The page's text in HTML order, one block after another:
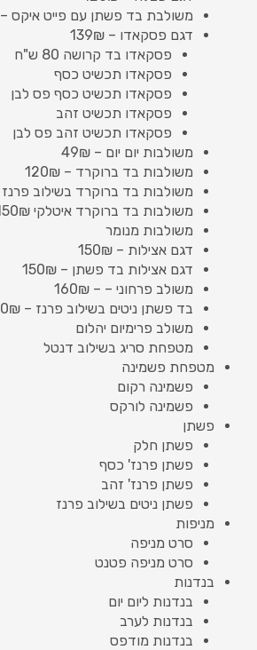
משולבת בד פשתן עם פייט איקס – 120₪
דגם פסקאדו – 139₪
פסקאדו בד קרושה 80 ש"ח
פסקאדו תכשיט כסף
פסקאדו תכשיט כסף פס לבן
פסקאדו תכשיט זהב
פסקאדו תכשיט זהב פס לבן
משולבות יום יום – 49₪
משולבות בד ברוקרד – 120₪
משולבות בד ברוקרד בשילוב פרנז 130₪
משולבות בד ברוקרד איטלקי 150₪
משולבות מנומר
דגם אצילות – 150₪
דגם אצילות בד פשתן – 150₪
משולב פרחוני – – 160₪
בד פשתן ניטים בשילוב פרנז – 100₪
משולב פרימיום יהלום
מטפחת סריג בשילוב דנטל
מטפחת פשמינה
פשמינה רקום
פשמינה לורקס
פשתן
פשתן חלק
פשתן פרנז' כסף
פשתן פרנז' זהב
פשתן ניטים בשילוב פרנז
מניפות
סרט מניפה
סרט מניפה פטנט
בנדנות
בנדנות ליום יום
בנדנות לערב
בנדנות מודפס